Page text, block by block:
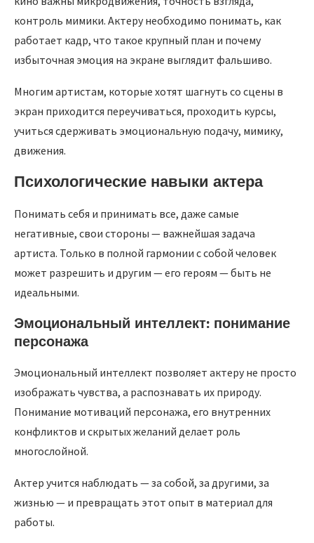
контроль мимики. Актеру необходимо понимать, как
работает кадр, что такое крупный план и почему
избыточная эмоция на экране выглядит фальшиво.
Многим артистам, которые хотят шагнуть со сцены в
экран приходится переучиваться, проходить курсы,
учиться сдерживать эмоциональную подачу, мимику,
движения.
Психологические навыки актера
Понимать себя и принимать все, даже самые
негативные, свои стороны — важнейшая задача
артиста. Только в полной гармонии с собой человек
может разрешить и другим — его героям — быть не
идеальными.
Эмоциональный интеллект: понимание
персонажа
Эмоциональный интеллект позволяет актеру не просто
изображать чувства, а распознавать их природу.
Понимание мотиваций персонажа, его внутренних
конфликтов и скрытых желаний делает роль
многослойной.
Актер учится наблюдать — за собой, за другими, за
жизнью — и превращать этот опыт в материал для
работы.